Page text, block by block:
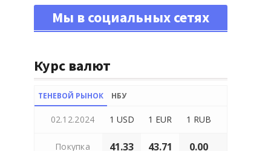
Мы в социальных сетях
Курс валют
ТЕНЕВОЙ РЫНОК НБУ
02.12.2024 1 USD 1 EUR 1 RUB
Покупка 41.33 43.71 0.00